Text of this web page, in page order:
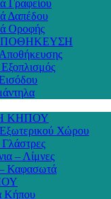
Γραφείου
Δαπέδου
Οροφής
ΚΗΠΟΥ
Χώρου
– Λίμνες
Καφασωτά
Κήπου